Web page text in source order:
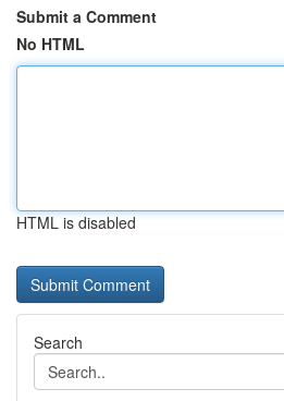
Submit a Comment
No HTML
HTML is disabled
Search